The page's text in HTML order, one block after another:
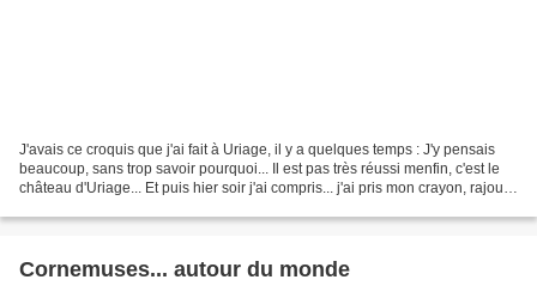
J'avais ce croquis que j'ai fait à Uriage, il y a quelques temps : J'y pensais
beaucoup, sans trop savoir pourquoi... Il est pas très réussi menfin, c'est le
château d'Uriage... Et puis hier soir j'ai compris... j'ai pris mon crayon, rajouté
Cornemuses... autour du monde